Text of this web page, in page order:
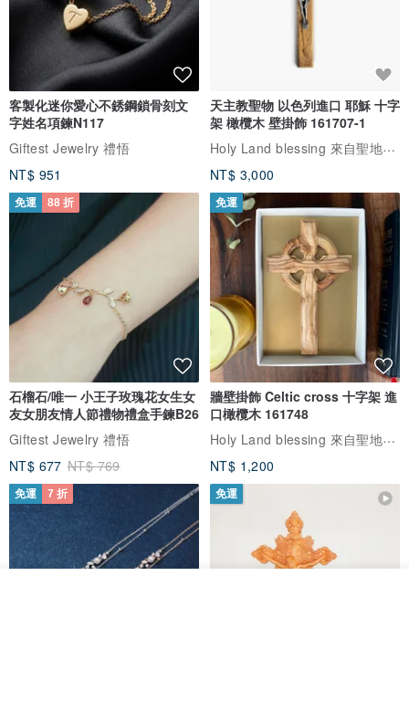
客製化迷你愛心不銹鋼鎖骨刻文
字姓名項鍊N117
Giftest Jewelry 禮悟
NT$ 951
天主教聖物 以色列進口 耶穌 十字
架 橄欖木 壁掛飾 161707-1
Holy Land blessing 來自聖地的祝福
NT$ 3,000
免運 88 折
石榴石/唯一 小王子玫瑰花女生女
友女朋友情人節禮物禮盒手鍊B26
Giftest Jewelry 禮悟
NT$ 677 NT$ 769
免運
牆壁掛飾 Celtic cross 十字架 進
口橄欖木 161748
Holy Land blessing 來自聖地的祝福
NT$ 1,200
免運 7 折 免運